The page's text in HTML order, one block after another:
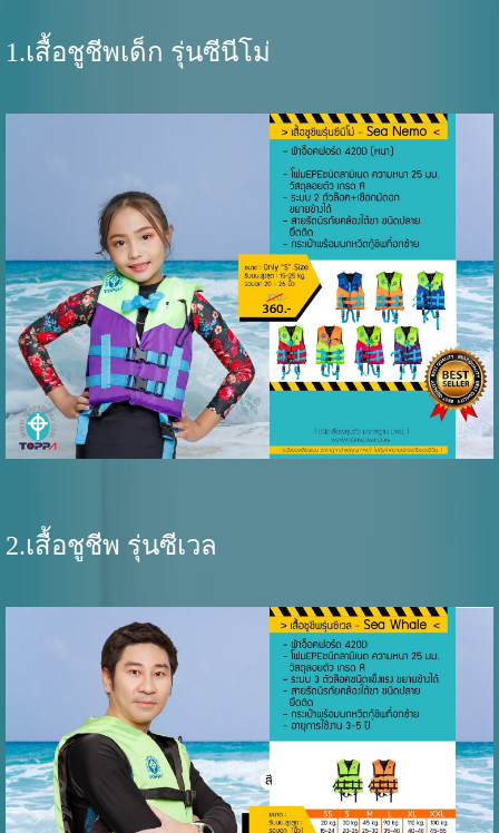
1.เสื้อชูชีพเด็ก รุ่นซีนีโม่
2.เสื้อชูชีพ รุ่นซีเวล